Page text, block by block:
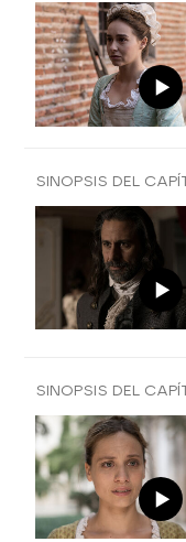
SINOPSIS DEL
SINOPSIS DEL